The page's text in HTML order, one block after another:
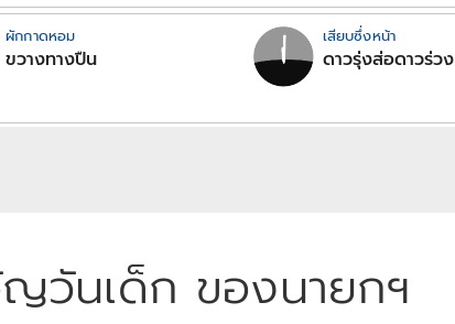
ผักกาดหอม
ขวางทางปืน
เสียบซึ่งหน้า
ดาวรุ่งส่อดาวร่วง
ญวันเด็ก ของนายกฯ